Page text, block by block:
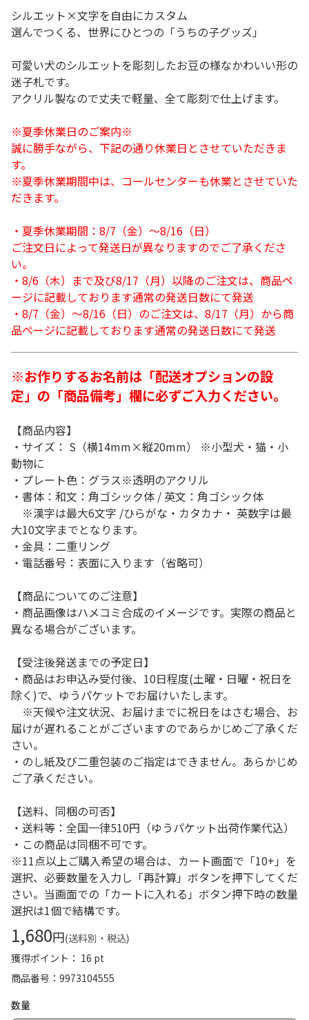
シルエット×文字を自由にカスタム
選んでつくる、世界にひとつの「うちの子グッズ」
可愛い犬のシルエットを彫刻したお豆の様なかわいい形の
迷子札です。
アクリル製なので丈夫で軽量、全て彫刻で仕上げます。
※夏季休業日のご案内※
誠に勝手ながら、下記の通り休業日とさせていただきま
す。
※夏季休業期間中は、コールセンターも休業とさせていた
だきます。
・夏季休業期間：8/7（金）～8/16（日）
ご注文日によって発送日が異なりますのでご了承くださ
い。
・8/6（木）まで及び8/17（月）以降のご注文は、商品ペ
ージに記載しております通常の発送日数にて発送
・8/7（金）～8/16（日）のご注文は、8/17（月）から商
品ページに記載しております通常の発送日数にて発送
※お作りするお名前は「配送オプションの設
定」の「商品備考」欄に必ずご入力ください。
【商品内容】
・サイズ： S（横14mm×縦20mm） ※小型犬・猫・小
動物に
・プレート色：グラス※透明のアクリル
・書体：和文：角ゴシック体 / 英文：角ゴシック体
※漢字は最大6文字 /ひらがな・カタカナ・ 英数字は最
大10文字までとなります。
・金具：二重リング
・電話番号：表面に入ります（省略可）
【商品についてのご注意】
・商品画像はハメコミ合成のイメージです。実際の商品と
異なる場合がございます。
【受注後発送までの予定日】
・商品はお申込み受付後、10日程度(土曜・日曜・祝日を
除く)で、ゆうパケットでお届けいたします。
※天候や注文状況、お届けまでに祝日をはさむ場合、お
届けが遅れることがございますのであらかじめご了承くだ
さい。
・のし紙及び二重包装のご指定はできません。あらかじめ
ご了承ください。
【送料、同梱の可否】
・送料等：全国一律510円（ゆうパケット出荷作業代込）
・この商品は同梱不可です。
※11点以上ご購入希望の場合は、カート画面で「10+」を
選択、必要数量を入力し「再計算」ボタンを押下してくだ
さい。当画面での「カートに入れる」ボタン押下時の数量
選択は1個で結構です。
1,680円(送料別・税込)
獲得ポイント： 16 pt
商品番号
9973104555
数量